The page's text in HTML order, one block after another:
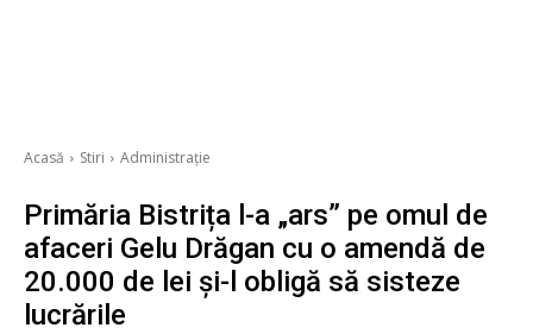
Acasă Stiri Administrație
Primăria Bistrița l-a „ars” pe omul de
afaceri Gelu Drăgan cu o amendă de
20.000 de lei și-l obligă să sisteze
lucrările